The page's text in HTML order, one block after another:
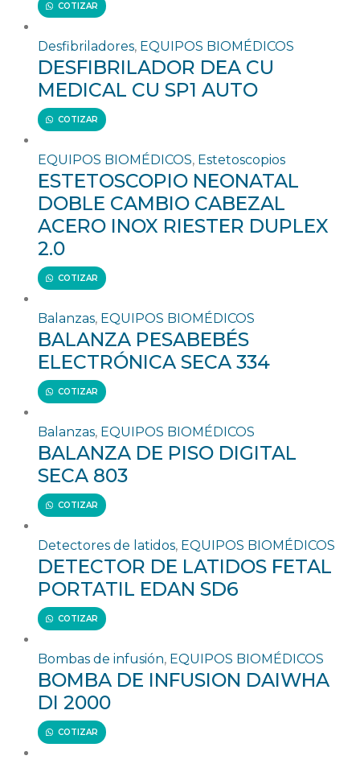
COTIZAR
Desfibriladores, EQUIPOS BIOMÉDICOS
DESFIBRILADOR DEA CU
MEDICAL CU SP1 AUTO
COTIZAR
EQUIPOS BIOMÉDICOS, Estetoscopios
ESTETOSCOPIO NEONATAL
DOBLE CAMBIO CABEZAL
ACERO INOX RIESTER DUPLEX
2.0
COTIZAR
Balanzas, EQUIPOS BIOMÉDICOS
BALANZA PESABEBÉS
ELECTRÓNICA SECA 334
COTIZAR
Balanzas, EQUIPOS BIOMÉDICOS
BALANZA DE PISO DIGITAL
SECA 803
COTIZAR
Detectores de latidos, EQUIPOS BIOMÉDICOS
DETECTOR DE LATIDOS FETAL
PORTATIL EDAN SD6
COTIZAR
Bombas de infusión, EQUIPOS BIOMÉDICOS
BOMBA DE INFUSION DAIWHA
DI 2000
COTIZAR